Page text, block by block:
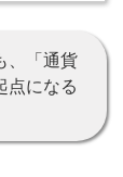
、「通貨
点になる